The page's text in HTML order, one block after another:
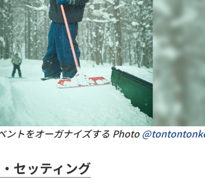
ントをオーガナイズする Photo
セッティング